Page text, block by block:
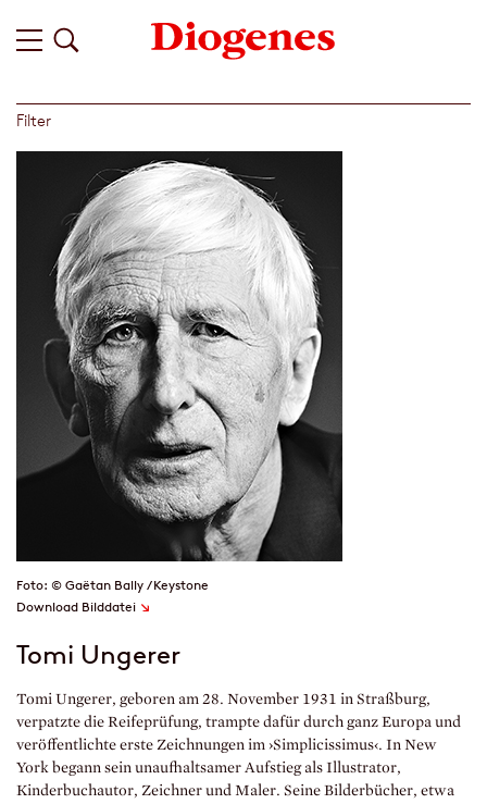
Filter
Foto: © Gaëtan Bally / Keystone
Download Bilddatei ↘
Tomi Ungerer
Tomi Ungerer, geboren am 28. November 1931 in Straßburg,
verpatzte die Reifeprüfung, trampte dafür durch ganz Europa und
veröffentlichte erste Zeichnungen im ›Simplicissimus‹. In New
York begann sein unaufhaltsamer Aufstieg als Illustrator,
Kinderbuchautor, Zeichner und Maler. Seine Bilderbücher, etwa